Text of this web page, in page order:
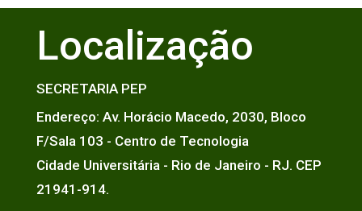
Localização
SECRETARIA PEP
Endereço: Av. Horácio Macedo, 2030, Bloco
F/Sala 103 - Centro de Tecnologia
Cidade Universitária - Rio de Janeiro - RJ. CEP
21941-914.